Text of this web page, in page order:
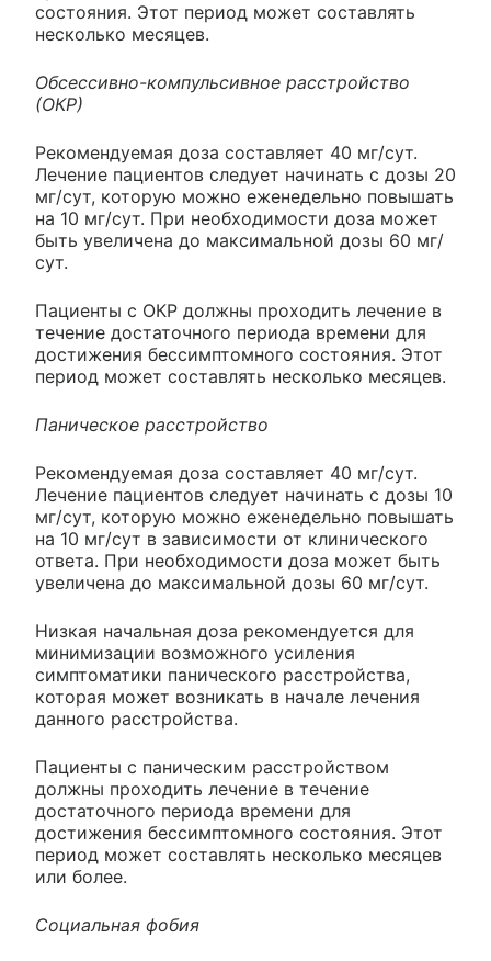
состояния. Этот период может составлять
несколько месяцев.
Обсессивно-компульсивное расстройство
(ОКР)
Рекомендуемая доза составляет 40 мг/сут.
Лечение пациентов следует начинать с дозы 20
мг/сут, которую можно еженедельно повышать
на 10 мг/сут. При необходимости доза может
быть увеличена до максимальной дозы 60 мг/
сут.
Пациенты с ОКР должны проходить лечение в
течение достаточного периода времени для
достижения бессимптомного состояния. Этот
период может составлять несколько месяцев.
Паническое расстройство
Рекомендуемая доза составляет 40 мг/сут.
Лечение пациентов следует начинать с дозы 10
мг/сут, которую можно еженедельно повышать
на 10 мг/сут в зависимости от клинического
ответа. При необходимости доза может быть
увеличена до максимальной дозы 60 мг/сут.
Низкая начальная доза рекомендуется для
минимизации возможного усиления
симптоматики панического расстройства,
которая может возникать в начале лечения
данного расстройства.
Пациенты с паническим расстройством
должны проходить лечение в течение
достаточного периода времени для
достижения бессимптомного состояния. Этот
период может составлять несколько месяцев
или более.
Социальная фобия